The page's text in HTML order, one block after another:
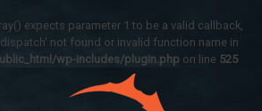
expects parameter 1 to be a valid callback,
not found or invalid function name in
wp-includes/plugin.php on line 525